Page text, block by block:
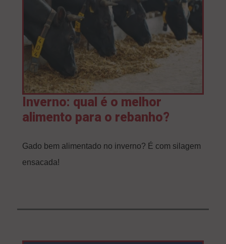
Inverno: qual é o melhor
alimento para o rebanho?
Gado bem alimentado no inverno? É com silagem
ensacada!